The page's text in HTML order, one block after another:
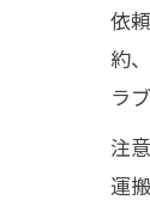
依
約
ラ
注
運